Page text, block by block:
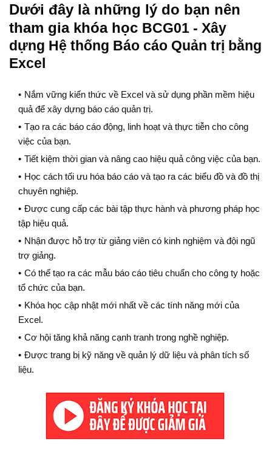
Dưới đây là những lý do bạn nên
tham gia khóa học BCG01 - Xây
dựng Hệ thống Báo cáo Quản trị bằng
Excel
Nắm vững kiến thức về Excel và sử dụng phần mềm hiệu
quả để xây dựng báo cáo quản trị.
Tạo ra các báo cáo động, linh hoạt và thực tiễn cho công
việc của bạn.
Tiết kiệm thời gian và nâng cao hiệu quả công việc của bạn.
Học cách tối ưu hóa báo cáo và tạo ra các biểu đồ và đồ thị
chuyên nghiệp.
Được cung cấp các bài tập thực hành và phương pháp học
tập hiệu quả.
Nhận được hỗ trợ từ giảng viên có kinh nghiệm và đội ngũ
trợ giảng.
Có thể tạo ra các mẫu báo cáo tiêu chuẩn cho công ty hoặc
tổ chức của bạn.
Khóa học cập nhật mới nhất về các tính năng mới của
Excel.
Cơ hội tăng khả năng cạnh tranh trong nghề nghiệp.
Được trang bị kỹ năng về quản lý dữ liệu và phân tích số
liệu.